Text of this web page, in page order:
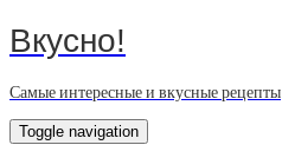
Вкусно!
Самые интересные и вкусные рецепты
Toggle navigation